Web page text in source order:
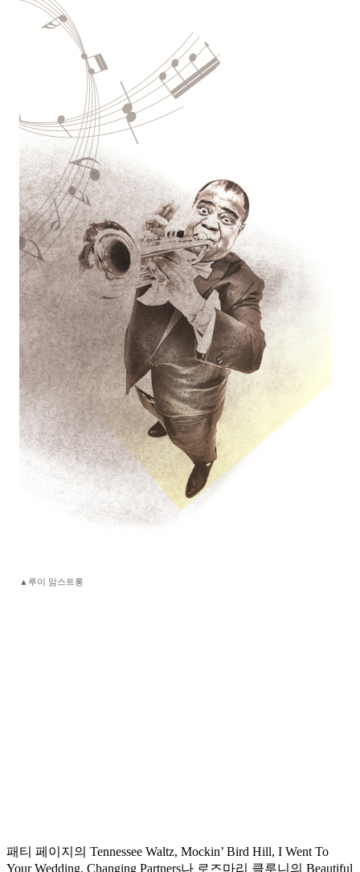
▲루이 암스트롱
패티 페이지의 Tennessee Waltz, Mockin’ Bird Hill, I Went To
Your Wedding, Changing Partners나 로즈마리 클루니의 Beautiful